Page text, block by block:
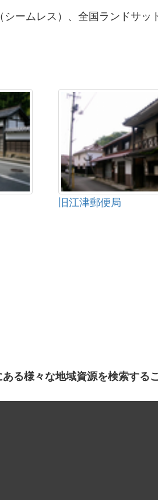
シームレス）、全国ランドサ
旧江津郵便局
る様々な地域資源を検索する